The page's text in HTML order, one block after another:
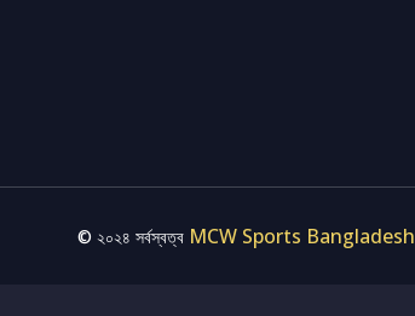
© ২০২৪ সর্বস্বত্ব MCW Sports Bangladesh